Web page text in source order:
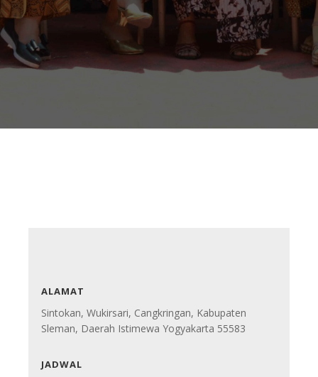
ALAMAT
Sintokan, Wukirsari, Cangkringan, Kabupaten
Sleman, Daerah Istimewa Yogyakarta 55583
JADWAL